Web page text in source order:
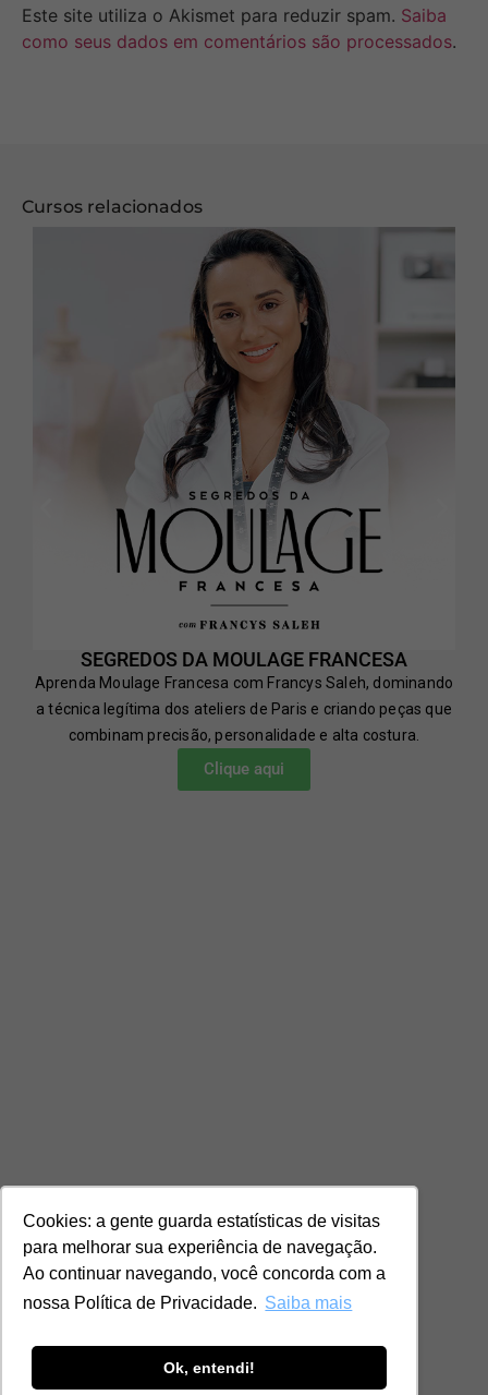
Cookies: a gente guarda estatísticas de visitas
para melhorar sua experiência de navegação.
Ao continuar navegando, você concorda com a
nossa Política de Privacidade. Saiba mais
Ok, entendi!
Este site utiliza o Akismet para reduzir spam. Saiba
como seus dados em comentários são processados.
Cursos relacionados
SEGREDOS DA MOULAGE FRANCESA
Aprenda Moulage Francesa com Francys Saleh, dominando
a técnica legítima dos ateliers de Paris e criando peças que
combinam precisão, personalidade e alta costura.
Clique aqui